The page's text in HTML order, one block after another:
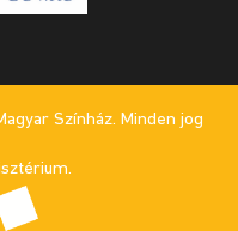
Színház. Minden jog